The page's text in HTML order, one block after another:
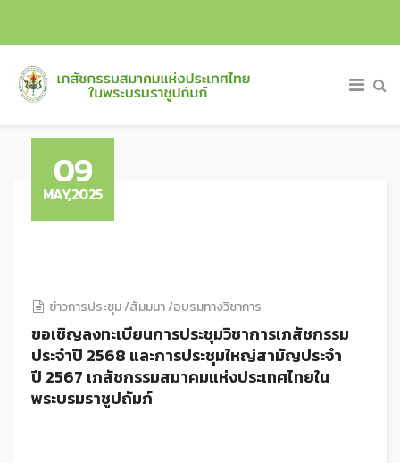
09
MAY,2025
ข่าวการประชุม /สัมมนา /อบรมทางวิชาการ
ขอเชิญลงทะเบียนการประชุมวิชาการเภสัชกรรม
ประจำปี 2568 และการประชุมใหญ่สามัญประจำ
ปี 2567 เภสัชกรรมสมาคมแห่งประเทศไทยใน
พระบรมราชูปถัมภ์